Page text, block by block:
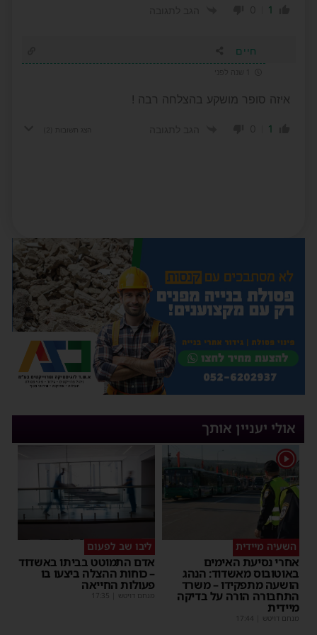
1
חיים
איזה סופר מושקע בהצלחה רבה !
1 הצג תשובות
אולי יעניין אותך
1
השעיה מיידית
אחרי נסיעת האימים
באוטובוס מאשדוד: הנהג
הושעה מתפקידו – משרד
התחבורה הורה על בדיקה
מיידית
מנחם דויטש 17:44
ליבו שב לפעום
אדם התמוטט בביתו באשדוד
– כוחות ההצלה ביצעו בו
פעולות החייאה
מנחם דויטש 17:35